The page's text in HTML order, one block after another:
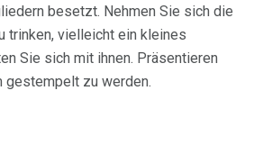
besetzt. Nehmen Sie sich die
trinken, vielleicht ein kleines
Sie sich mit ihnen. Präsentieren
gestempelt zu werden.